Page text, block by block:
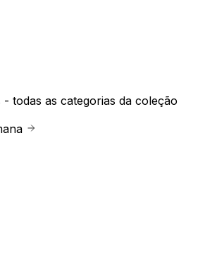
- todas as categorias da coleção